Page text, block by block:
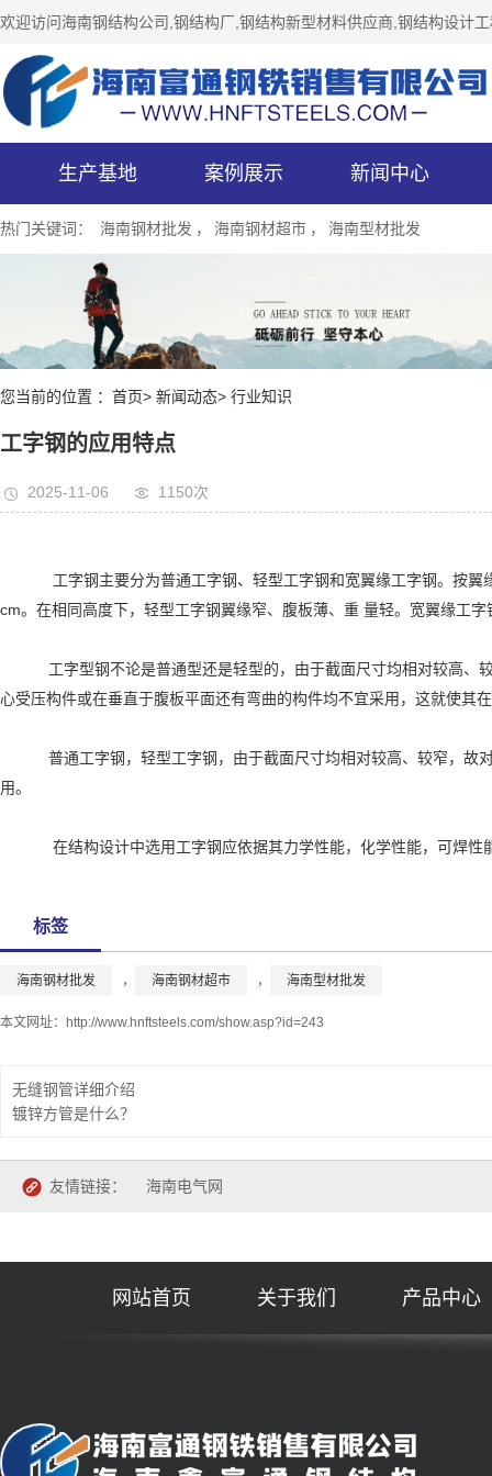
欢迎访问海南钢结构公司,钢结构厂,钢结构新型材料供应商,钢结构
生产基地 案例展示 新闻中心
热门关键词： 海南钢材批发 ， 海南钢材超市 ， 海南型材批发
您当前的位置 ：首页> 新闻动态> 行业知识
工字钢的应用特点
2025-11-06 1150次
工字钢主要分为普通工字钢、轻型工字钢和宽翼缘工字钢。按翼缘
cm。在相同高度下，轻型工字钢翼缘窄、腹板薄、重 量轻。宽翼缘工
工字型钢不论是普通型还是轻型的，由于截面尺寸均相对较高、较
心受压构件或在垂直于腹板平面还有弯曲的构件均不宜采用，这就使其
普通工字钢，轻型工字钢，由于截面尺寸均相对较高、较窄，故对
用。
在结构设计中选用工字钢应依据其力学性能，化学性能，可焊性能
标签
海南钢材批发 ， 海南钢材超市 ， 海南型材批发
本文网址： http://www.hnftsteels.com/show.asp?id=243
无缝钢管详细介绍
镀锌方管是什么？
友情链接： 海南电气网
网站首页 关于我们 产品中心